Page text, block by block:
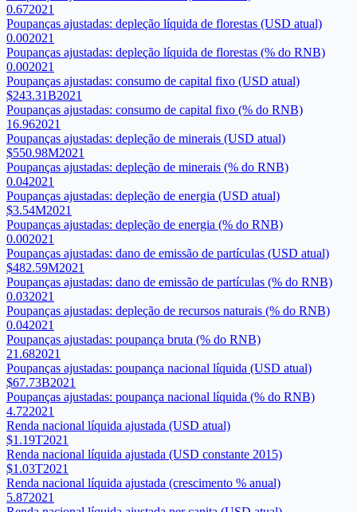
0.672021
Poupanças ajustadas: depleção líquida de florestas (USD atual)
0.002021
Poupanças ajustadas: depleção líquida de florestas (% do RNB)
0.002021
Poupanças ajustadas: consumo de capital fixo (USD atual)
$243.31B2021
Poupanças ajustadas: consumo de capital fixo (% do RNB)
16.962021
Poupanças ajustadas: depleção de minerais (USD atual)
$550.98M2021
Poupanças ajustadas: depleção de minerais (% do RNB)
0.042021
Poupanças ajustadas: depleção de energia (USD atual)
$3.54M2021
Poupanças ajustadas: depleção de energia (% do RNB)
0.002021
Poupanças ajustadas: dano de emissão de partículas (USD atual)
$482.59M2021
Poupanças ajustadas: dano de emissão de partículas (% do RNB)
0.032021
Poupanças ajustadas: depleção de recursos naturais (% do RNB)
0.042021
Poupanças ajustadas: poupança bruta (% do RNB)
21.682021
Poupanças ajustadas: poupança nacional líquida (USD atual)
$67.73B2021
Poupanças ajustadas: poupança nacional líquida (% do RNB)
4.722021
Renda nacional líquida ajustada (USD atual)
$1.19T2021
Renda nacional líquida ajustada (USD constante 2015)
$1.03T2021
Renda nacional líquida ajustada (crescimento % anual)
5.872021